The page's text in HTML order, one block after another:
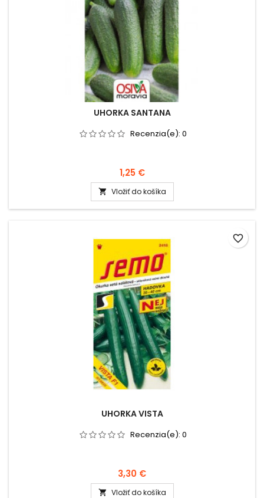
UHORKA SANTANA
Recenzia(e): 0
1,25 €
 Vložiť do košíka
UHORKA VISTA
Recenzia(e): 0
3,30 €
 Vložiť do košíka
favorite_border